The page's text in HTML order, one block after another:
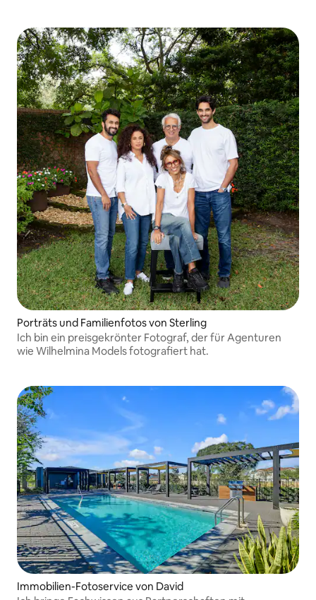
dich festzuhalten, damit du sie für immer in Ehren halten
kannst!
Porträts und Familienfotos von Sterling
Ich bin ein preisgekrönter Fotograf, der für Agenturen
wie Wilhelmina Models fotografiert hat.
Immobilien-Fotoservice von David